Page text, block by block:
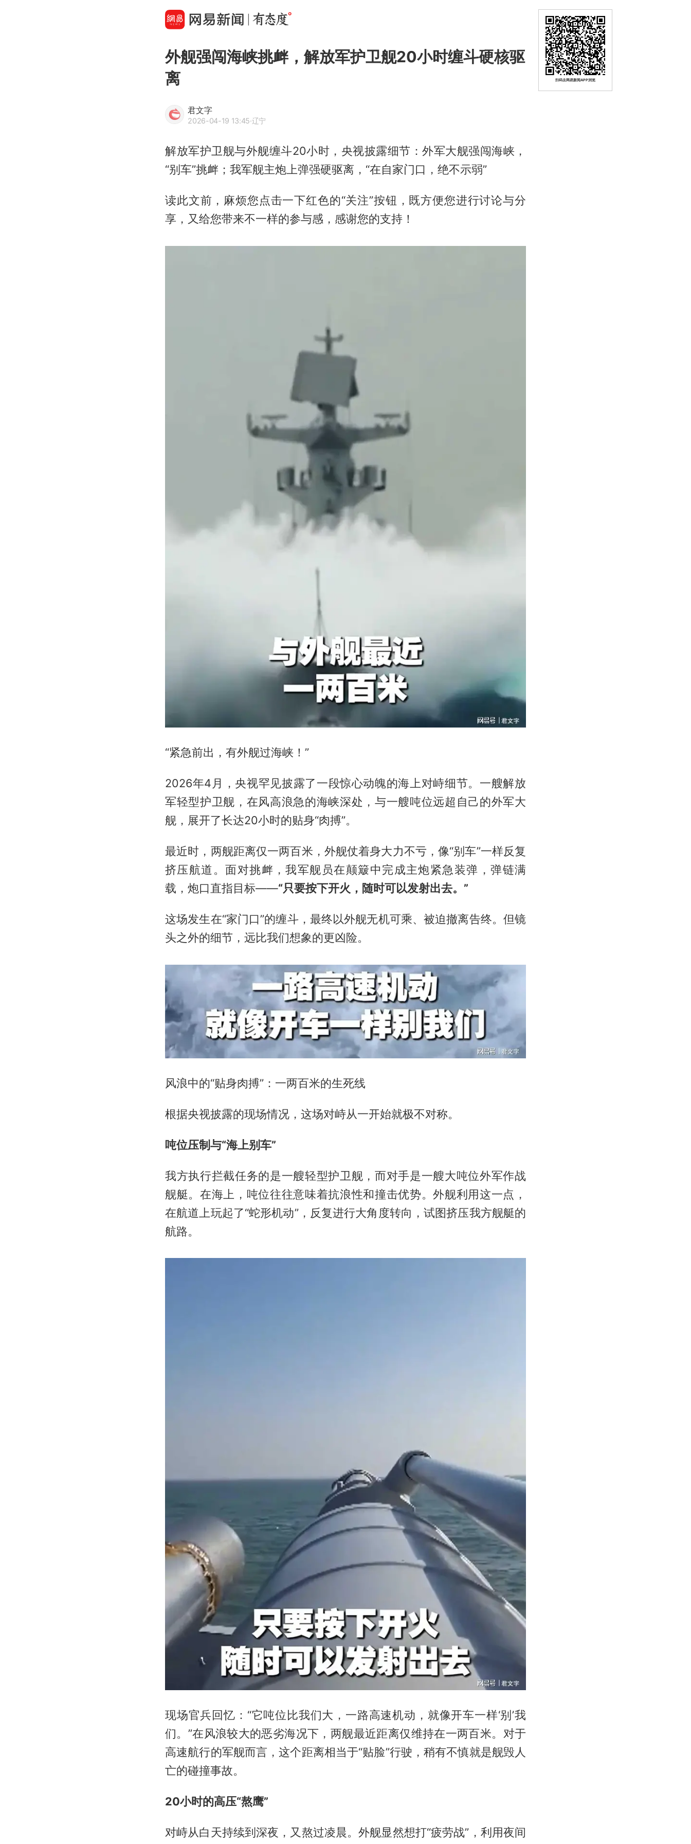
外舰强闯海峡挑衅，解放军护卫舰20小时缠斗硬核驱
离
君文字
2026-04-19 13:45·辽宁
解放军护卫舰与外舰缠斗20小时，央视披露细节：外军大舰强闯海峡，
“别车”挑衅；我军舰主炮上弹强硬驱离，“在自家门口，绝不示弱”
读此文前，麻烦您点击一下红色的“关注”按钮，既方便您进行讨论与分
享，又给您带来不一样的参与感，感谢您的支持！
“紧急前出，有外舰过海峡！”
2026年4月，央视罕见披露了一段惊心动魄的海上对峙细节。一艘解放
军轻型护卫舰，在风高浪急的海峡深处，与一艘吨位远超自己的外军大
舰，展开了长达20小时的贴身“肉搏”。
最近时，两舰距离仅一两百米，外舰仗着身大力不亏，像“别车”一样反复
挤压航道。面对挑衅，我军舰员在颠簸中完成主炮紧急装弹，弹链满
载，炮口直指目标——“只要按下开火，随时可以发射出去。”
这场发生在“家门口”的缠斗，最终以外舰无机可乘、被迫撤离告终。但镜
头之外的细节，远比我们想象的更凶险。
风浪中的“贴身肉搏”：一两百米的生死线
根据央视披露的现场情况，这场对峙从一开始就极不对称。
吨位压制与“海上别车”
我方执行拦截任务的是一艘轻型护卫舰，而对手是一艘大吨位外军作战
舰艇。在海上，吨位往往意味着抗浪性和撞击优势。外舰利用这一点，
在航道上玩起了“蛇形机动”，反复进行大角度转向，试图挤压我方舰艇的
航路。
现场官兵回忆：“它吨位比我们大，一路高速机动，就像开车一样‘别’我
们。”在风浪较大的恶劣海况下，两舰最近距离仅维持在一两百米。对于
高速航行的军舰而言，这个距离相当于“贴脸”行驶，稍有不慎就是舰毁人
亡的碰撞事故。
20小时的高压“熬鹰”
对峙从白天持续到深夜，又熬过凌晨。外舰显然想打“疲劳战”，利用夜间
扫码去网易新闻APP浏览